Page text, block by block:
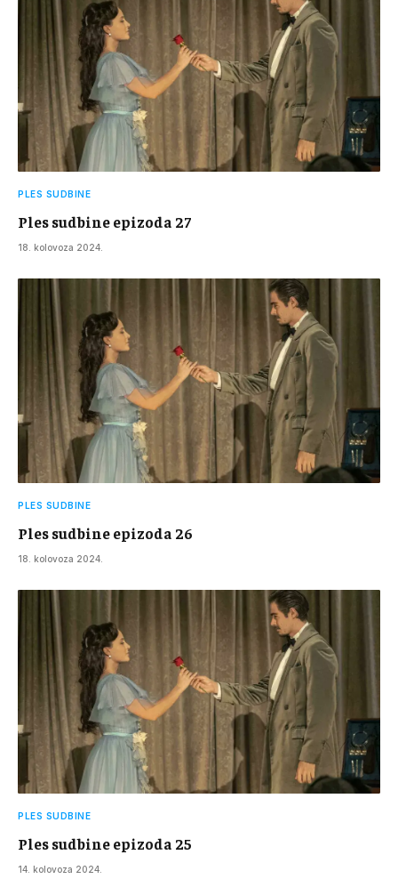
PLES SUDBINE
Ples sudbine epizoda 27
18. kolovoza 2024.
PLES SUDBINE
Ples sudbine epizoda 26
18. kolovoza 2024.
PLES SUDBINE
Ples sudbine epizoda 25
14. kolovoza 2024.